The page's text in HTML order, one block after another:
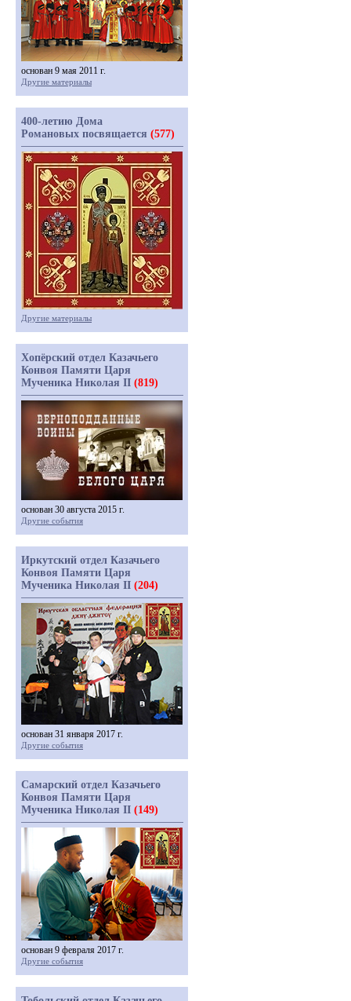
основан 9 мая 2011 г.
Другие материалы
400-летию Дома
Романовых посвящается (577)
Другие материалы
Хопёрский отдел Казачьего
Конвоя Памяти Царя
Мученика Николая II (819)
основан 30 августа 2015 г.
Другие события
Иркутский отдел Казачьего
Конвоя Памяти Царя
Мученика Николая II (204)
основан 31 января 2017 г.
Другие события
Самарский отдел Казачьего
Конвоя Памяти Царя
Мученика Николая II (149)
основан 9 февраля 2017 г.
Другие события